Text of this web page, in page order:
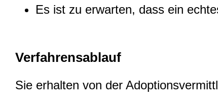
Es ist zu erwarten, dass ein
Verfahrensablauf
Sie erhalten von der